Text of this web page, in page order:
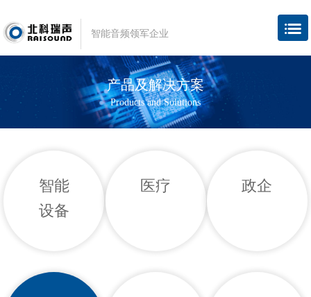
智能音频领军企业
产品及解决方案
Products and Solutions
智能
设备
医疗 政企